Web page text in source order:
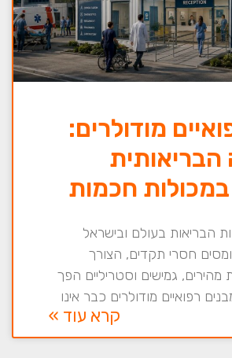
מודולרים:
חכמות
הבריאות בעולם ובישראל
חסרי תקדים, הצורך
גמישים וסטריליים הפך
רפואיים מודולרים כבר אינו
קרא עוד »